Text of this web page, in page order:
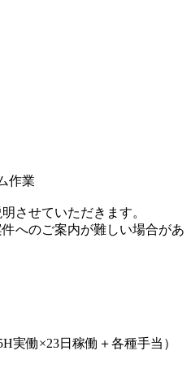
業
させていただきます。
へのご案内が難しい場合があ
実働×23日稼働＋各種手当）